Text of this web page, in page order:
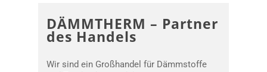
DÄMMTHERM – Partner
des Handels
Wir sind ein Großhandel für Dämmstoffe